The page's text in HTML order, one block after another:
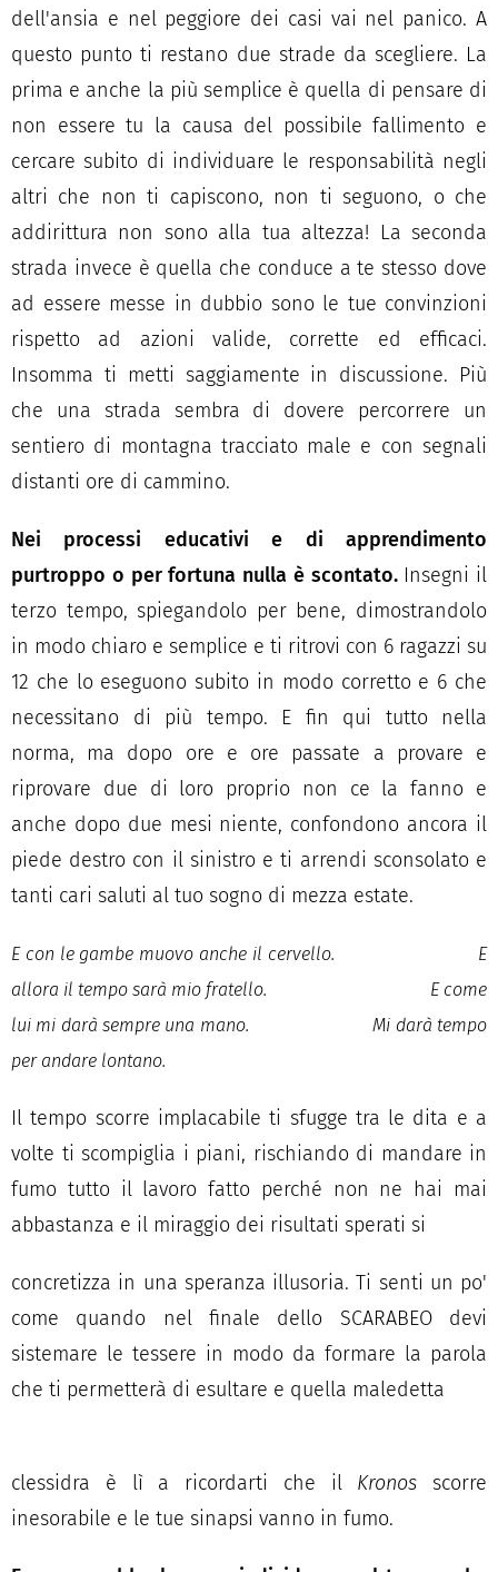
dell'ansia e nel peggiore dei casi vai nel panico. A
questo punto ti restano due strade da scegliere. La
prima e anche la più semplice è quella di pensare di
non essere tu la causa del possibile fallimento e
cercare subito di individuare le responsabilità negli
altri che non ti capiscono, non ti seguono, o che
addirittura non sono alla tua altezza! La seconda
strada invece è quella che conduce a te stesso dove
ad essere messe in dubbio sono le tue convinzioni
rispetto ad azioni valide, corrette ed efficaci.
Insomma ti metti saggiamente in discussione. Più
che una strada sembra di dovere percorrere un
sentiero di montagna tracciato male e con segnali
distanti ore di cammino.
Nei processi educativi e di apprendimento
purtroppo o per fortuna nulla è scontato.Insegni il
terzo tempo, spiegandolo per bene, dimostrandolo
in modo chiaro e semplice e ti ritrovi con 6 ragazzi su
12 che lo eseguono subito in modo corretto e 6 che
necessitano di più tempo. E fin qui tutto nella
norma, ma dopo ore e ore passate a provare e
riprovare due di loro proprio non ce la fanno e
anche dopo due mesi niente, confondono ancora il
piede destro con il sinistro e ti arrendi sconsolato e
tanti cari saluti al tuo sogno di mezza estate.
E con le gambe muovo anche il cervello. E
allora il tempo sarà mio fratello. E come
lui mi darà sempre una mano.Mi darà tempo
per andare lontano.
Il tempo scorre implacabile ti sfugge tra le dita e a
volte ti scompiglia i piani, rischiando di mandare in
fumo tutto il lavoro fatto perché non ne hai mai
abbastanza e il miraggio dei risultati sperati si
concretizza in una speranza illusoria. Ti senti un po'
come quando nel finale dello SCARABEO devi
sistemare le tessere in modo da formare la parola
che ti permetterà di esultare e quella maledetta
clessidra è lì a ricordarti che il Kronos scorre
inesorabile e le tue sinapsi vanno in fumo.